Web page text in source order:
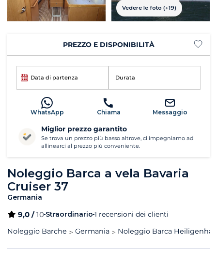
Vedere le foto (+19)
Noleggio Barca a vela Bavaria
Cruiser 37
Germania
9,0 /10 Straordinario 1 recensioni dei clienti
Noleggio Barche
Germania Noleggio Barca
PREZZO E DISPONIBILITÀ
Data di partenza Durata
WhatsApp Chiama Messaggio
Miglior prezzo garantito
Se trova un prezzo più basso altrove, ci impegniamo ad
allinearci al prezzo più conveniente.